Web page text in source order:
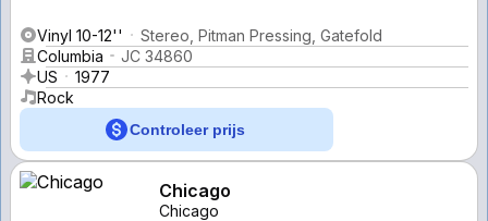
Vinyl 10-12''
Stereo, Pitman Pressing, Gatefold
Columbia
JC 34860
US
1977
Rock
Controleer prijs
Chicago
Chicago